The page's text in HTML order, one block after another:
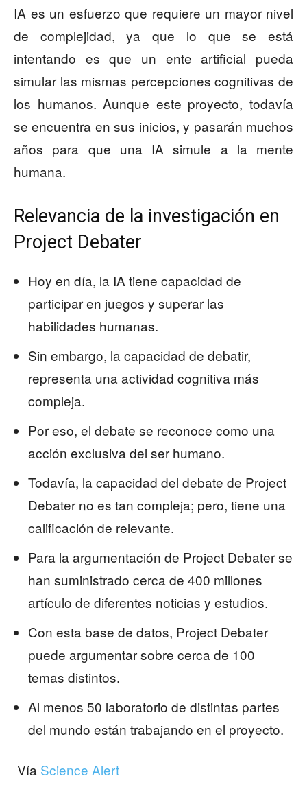
IA es un esfuerzo que requiere un mayor nivel
de complejidad, ya que lo que se está
intentando es que un ente artificial pueda
simular las mismas percepciones cognitivas de
los humanos. Aunque este proyecto, todavía
se encuentra en sus inicios, y pasarán muchos
años para que una IA simule a la mente
humana.
Relevancia de la investigación en
Project Debater
Hoy en día, la IA tiene capacidad de
participar en juegos y superar las
habilidades humanas.
Sin embargo, la capacidad de debatir,
representa una actividad cognitiva más
compleja.
Por eso, el debate se reconoce como una
acción exclusiva del ser humano.
Todavía, la capacidad del debate de Project
Debater no es tan compleja; pero, tiene una
calificación de relevante.
Para la argumentación de Project Debater se
han suministrado cerca de 400 millones
artículo de diferentes noticias y estudios.
Con esta base de datos, Project Debater
puede argumentar sobre cerca de 100
temas distintos.
Al menos 50 laboratorio de distintas partes
del mundo están trabajando en el proyecto.
Vía Science Alert